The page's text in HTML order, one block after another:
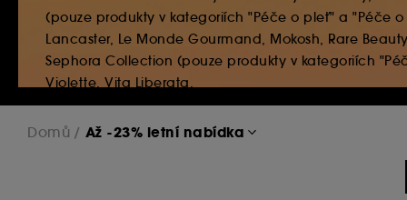
(pouze produkty v kategoriích "Péče o pleť" a "Péče o
Lancaster, Le Monde Gourmand, Mokosh, Rare
Sephora Collection (pouze produkty v kategoriích
Violette, Vita Liberata.
Domů Až -23% letní nabídka